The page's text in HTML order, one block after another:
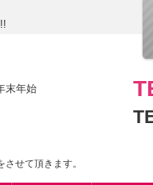
末年始
せて頂きます。